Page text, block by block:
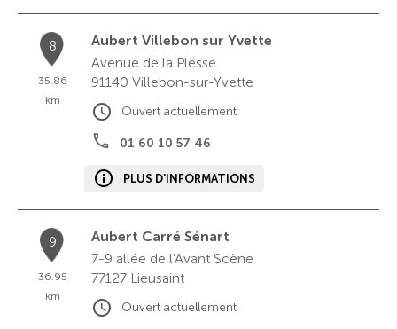
8
35.86
km
Aubert Villebon sur Yvette
Avenue de la Plesse
91140 Villebon-sur-Yvette
01 60 10 57 46
Ouvert actuellement
PLUS D'INFORMATIONS
9
36.95
km
Aubert Carré Sénart
7-9 allée de l'Avant Scène
77127 Lieusaint
Ouvert actuellement